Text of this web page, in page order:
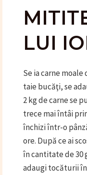
LUI
Se ia carne
taie bucăţi, se
2 kg de carne se
trece mai întâi
închizi într-o
ore. După ce ai
în cantitate de 30
adaugi tocăturii în